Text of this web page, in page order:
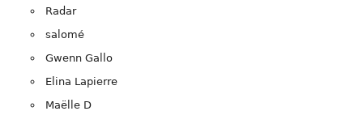
Radar
salomé
Gwenn Gallo
Elina Lapierre
Maëlle D